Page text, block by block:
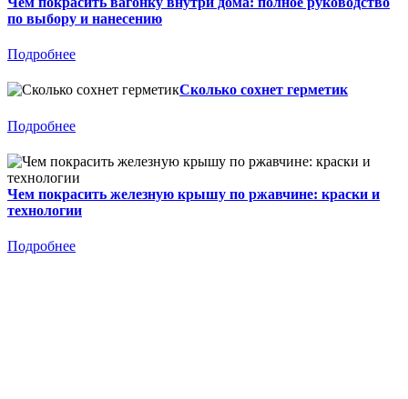
по выбору и нанесению
Подробнее
Сколько сохнет герметик
Подробнее
Чем покрасить железную крышу по ржавчине: краски и
технологии
Подробнее